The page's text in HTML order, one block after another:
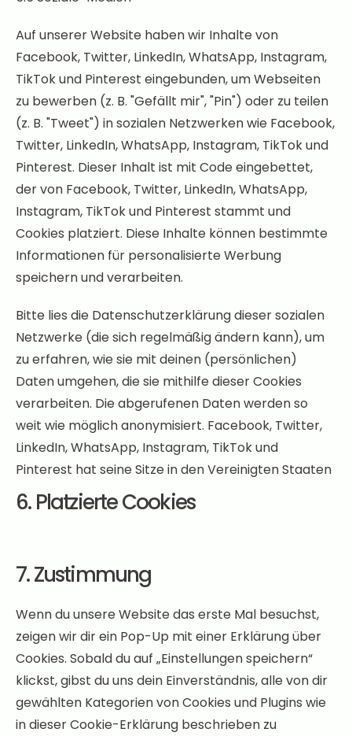
Auf unserer Website haben wir Inhalte von
Facebook, Twitter, LinkedIn, WhatsApp, Instagram,
TikTok und Pinterest eingebunden, um Webseiten
zu bewerben (z. B. "Gefällt mir", "Pin") oder zu teilen
(z. B. "Tweet") in sozialen Netzwerken wie Facebook,
Twitter, LinkedIn, WhatsApp, Instagram, TikTok und
Pinterest. Dieser Inhalt ist mit Code eingebettet,
der von Facebook, Twitter, LinkedIn, WhatsApp,
Instagram, TikTok und Pinterest stammt und
Cookies platziert. Diese Inhalte können bestimmte
Informationen für personalisierte Werbung
speichern und verarbeiten.
Bitte lies die Datenschutzerklärung dieser sozialen
Netzwerke (die sich regelmäßig ändern kann), um
zu erfahren, wie sie mit deinen (persönlichen)
Daten umgehen, die sie mithilfe dieser Cookies
verarbeiten. Die abgerufenen Daten werden so
weit wie möglich anonymisiert. Facebook, Twitter,
LinkedIn, WhatsApp, Instagram, TikTok und
Pinterest hat seine Sitze in den Vereinigten Staaten
6. Platzierte Cookies
7. Zustimmung
Wenn du unsere Website das erste Mal besuchst,
zeigen wir dir ein Pop-Up mit einer Erklärung über
Cookies. Sobald du auf „Einstellungen speichern“
klickst, gibst du uns dein Einverständnis, alle von dir
gewählten Kategorien von Cookies und Plugins wie
in dieser Cookie-Erklärung beschrieben zu